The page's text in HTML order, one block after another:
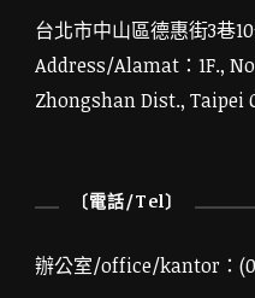
台北市中山區德惠街3巷
Address/Alamat：1F.,
Zhongshan Dist., Taipei
〔電話/Tel〕
辦公室/office/kantor：